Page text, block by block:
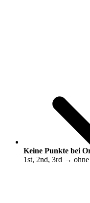
Keine Punkte bei
1st, 2nd, 3rd →